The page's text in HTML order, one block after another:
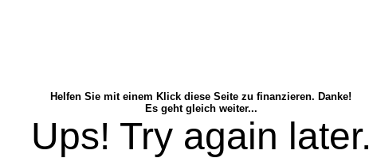
Helfen Sie mit einem Klick diese Seite zu finanzieren. Danke!
Es geht gleich weiter...
Ups! Try again later.